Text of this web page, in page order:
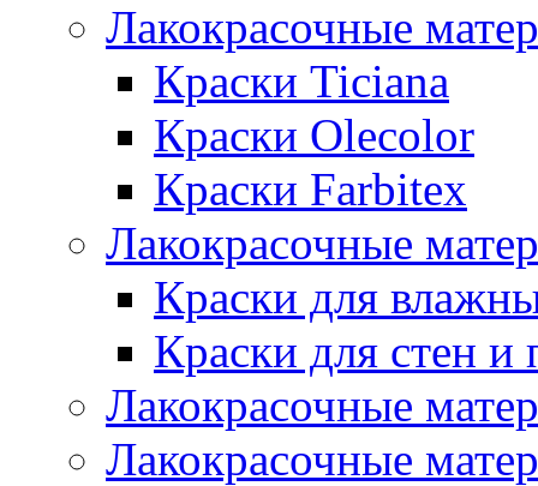
Лакокрасочные
Краски Ticiana
Краски Olecolor
Краски Farbitex
Лакокрасочные
Краски для
Краски для стен и
Лакокрасочные
Лакокрасочные